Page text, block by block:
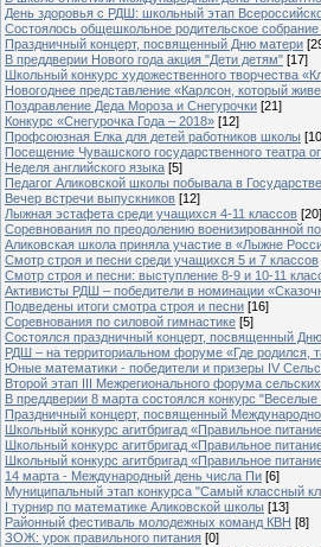
День здоровья с РДШ: школьный этап
Состоялось общешкольное родительское
Праздничный концерт, посвященный Дню матери
В преддверии Нового года акция "Дети детям" [17]
Школьный конкурс художественного творчества
Новогоднее представление «Карлсон, который
Поздравление Деда Мороза и Снегурочки [21]
Конкурс «Снегурочка Года – 2018» [12]
Профсоюзная Елка для детей работников школы
Посещение Чувашского государственного театра
Неделя английского языка [5]
Педагог Аликовской школы побывала в
Вечер встречи выпускников [12]
Лыжная эстафета среди учащихся 4-11 классов [20]
Cоревнования по преодолению военизированной
Аликовская школа приняла участие в «Лыжне
Смотр строя и песни среди учащихся 5 и 7 классов
Смотр строя и песни: выступление 8-9 и 10-11
Активисты РДШ – победители в номинации
Подведены итоги смотра строя и песни [16]
Соревнования по силовой гимнастике [5]
Состоялся праздничный концерт, посвященный
РДШ – на территориальном форуме «Где родился,
Юные математики - победители и призеры IV
Второй этап III Межрегионального форума
В преддверии 8 марта состоялся конкурс "Веселые
Праздничный концерт, посвященный
Школьный конкурс агитбригад «Правильное
Школьный конкурс агитбригад «Правильное
Школьный конкурс агитбригад «Правильное
14 марта - Международный день числа Пи [6]
Муниципальный этап конкурса "Самый классный
I турнир по математике Аликовской школы [13]
Районный фестиваль молодежных команд КВН [8]
ЗОЖ: урок правильного питания [0]